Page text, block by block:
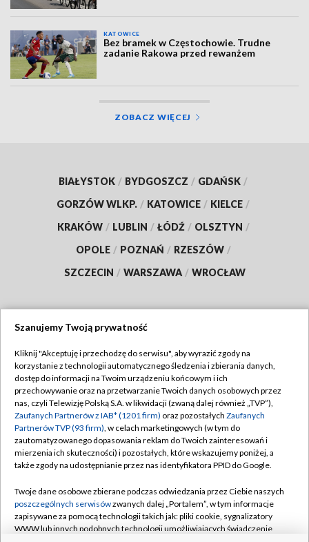
KATOWICE
Bez bramek w Częstochowie. Trudne
zadanie Rakowa przed rewanżem
ZOBACZ WIĘCEJ
BIAŁYSTOK / BYDGOSZCZ / GDAŃSK /
GORZÓW WLKP. / KATOWICE / KIELCE /
KRAKÓW / LUBLIN / ŁÓDŹ / OLSZTYN /
OPOLE / POZNAŃ / RZESZÓW /
SZCZECIN / WARSZAWA / WROCŁAW
TVP
Abonament TVP
Emisja w TVP
Centrum informacji TVP
Naziemna Telewizja Cyfrowa
Rada Programowa
System NOS
Regulamin TVP
Polityka prywatności
Moje zgody
Pomoc
Kontakt
Szanujemy Twoją prywatność
Kliknij "Akceptuję i przechodzę do serwisu", aby wyrazić zgody na
korzystanie z technologii automatycznego śledzenia i zbierania danych,
dostęp do informacji na Twoim urządzeniu końcowym i ich
przechowywanie oraz na przetwarzanie Twoich danych osobowych przez
nas, czyli Telewizję Polską S.A. w likwidacji (zwaną dalej również „TVP”),
Zaufanych Partnerów z IAB* (1201 firm) oraz pozostałych Zaufanych
Partnerów TVP (93 firm), w celach marketingowych (w tym do
zautomatyzowanego dopasowania reklam do Twoich zainteresowań i
mierzenia ich skuteczności) i pozostałych, które wskazujemy poniżej, a
także zgody na udostępnianie przez nas identyfikatora PPID do Google.
Twoje dane osobowe zbierane podczas odwiedzania przez Ciebie naszych
poszczególnych serwisówzwanych dalej „Portalem”, w tym informacje
zapisywane za pomocą technologii takich jak: pliki cookie, sygnalizatory
WWW lub innych podobnych technologii umożliwiających świadczenie